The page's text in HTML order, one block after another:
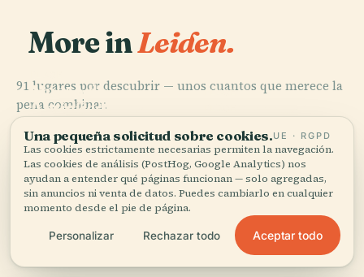
More inLeiden.
91 lugares por descubrir — unos cuantos que merece la
pena combinar.
Museo de
Antigüedades
PLACE
PLACE
Museum de
Lakenhal
Museo
Boerhaave
Los 91 lugares de Leiden
Una pequeña solicitud sobre cookies.UE · RGPD
Las cookies estrictamente necesarias permiten la navegación.
Las cookies de análisis (PostHog, Google Analytics) nos
ayudan a entender qué páginas funcionan — solo agregadas,
sin anuncios ni venta de datos. Puedes cambiarlo en cualquier
momento desde el pie de página.
Personalizar Rechazar todo Aceptar todo